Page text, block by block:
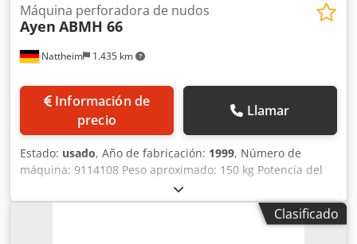
Nattheim 1.435 km
Máquina perforadora de nudos
Ayen ABMH 66
Información de
precio
Llamar
Estado: usado, Año de fabricación: 1999, Número de
máquina: 9114108 Peso aproximado: 150 kg Potencia del
motor: 0,71 / 1,26 kW Voladizo: desde el soporte hasta el
centro de perforación: 600 mm Altura máxima del
material: 200 mm Ancho de la mesa: 1000 mm Número de
Clasificado